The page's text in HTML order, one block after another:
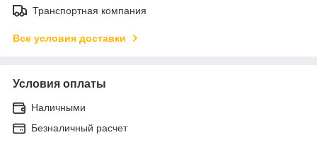
Транспортная компания
Все условия доставки
Условия оплаты
Наличными
Безналичный расчет